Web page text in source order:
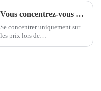
Vous concentrez-vous uniquement sur les prix lorsque vous vous approvisionnez en acier inoxydable ?
Se concentrer uniquement sur
les prix lors de